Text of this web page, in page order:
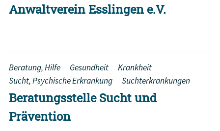
Anwaltverein Esslingen e.V.
Beratung, Hilfe Gesundheit
Krankheit
Sucht, Psychische Erkrankung
Suchterkrankungen
Beratungsstelle Sucht und
Prävention